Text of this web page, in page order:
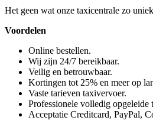
Het geen wat onze taxicentrale zo
Voordelen
Online bestellen.
Wij zijn 24/7 bereikbaar.
Veilig en betrouwbaar.
Kortingen tot 25% en meer op
Vaste tarieven taxivervoer.
Professionele volledig opgeleide
Acceptatie Creditcard, PayPal,